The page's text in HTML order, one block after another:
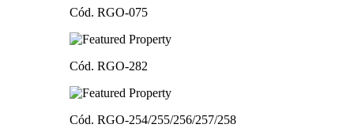
Cód. RGO-075
Cód. RGO-282
Cód. RGO-254/255/256/257/258